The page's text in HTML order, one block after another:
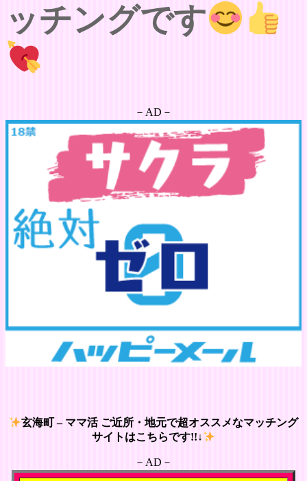
ッチングです
－AD－
玄海町 – ママ活 ご近所・地元で超オススメなマッチング
サイトはこちらです!!↓
－AD－